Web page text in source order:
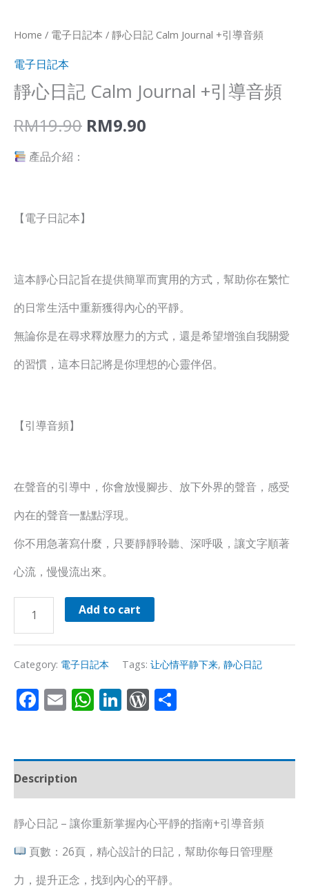
Home / 電子日記本 / 靜心日記 Calm Journal +引導音頻
電子日記本
靜心日記 Calm Journal +引導音頻
RM19.90 RM9.90
產品介紹：
【電子日記本】
這本靜心日記旨在提供簡單而實用的方式，幫助你在繁忙
的日常生活中重新獲得內心的平靜。
無論你是在尋求釋放壓力的方式，還是希望增強自我關愛
的習慣，這本日記將是你理想的心靈伴侶。
【引導音頻】
在聲音的引導中，你會放慢腳步、放下外界的聲音，感受
內在的聲音一點點浮現。
你不用急著寫什麼，只要靜靜聆聽、深呼吸，讓文字順著
心流，慢慢流出來。
Add to cart
Category: 電子日記本 Tags: 让心情平静下来, 静心日記
Facebook
EmailWhatsApp
LinkedIn
WordPress
Description
靜心日記 – 讓你重新掌握內心平靜的指南+引導音頻
頁數：26頁，精心設計的日記，幫助你每日管理壓
力，提升正念，找到內心的平靜。